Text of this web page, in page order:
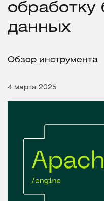
обработку
данных
Обзор инструмента
4 марта 2025